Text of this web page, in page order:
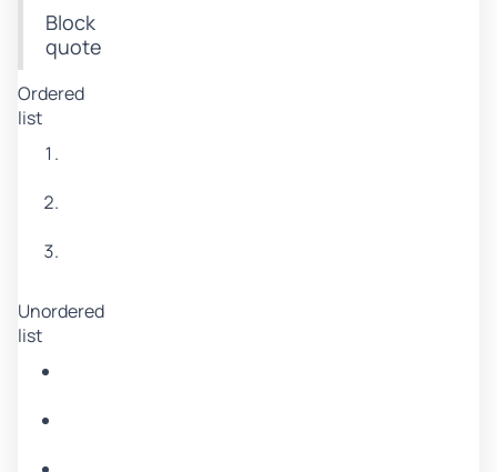
Block
quote
Ordered
list
Unordered
list